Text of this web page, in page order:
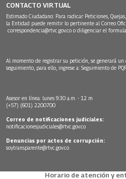
CONTACTO VIRTUAL
Estimado Ciudadano: Para radicar Peticiones,
la Entidad puede remitir lo pertinente al Correo
correspondencia@rtvc.gov.co o diligenciar el
Al momento de registrar su petición, se generará
seguimiento, para ello, ingrese a: Seguimiento de
Asesor en línea: lunes 9:30 a.m. - 12 m
(+57) (601) 2200700
Correo de notificaciones judiciales:
notificacionesjudiciales@rtvc.gov.co
Denuncias por actos de corrupción:
soytransparente@rtvc.gov.co
Horario de atención y